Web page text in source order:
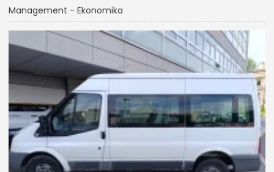
Management - Ekonomika